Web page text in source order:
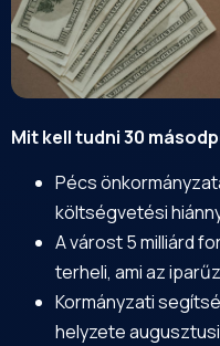
Mit kell tudni 30
Pécs
költségvetési
A várost 5 milliárd
terheli, ami az
Kormányzati
helyzete